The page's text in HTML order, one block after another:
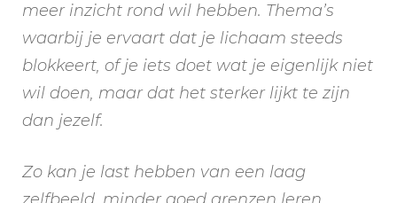
meer inzicht rond wil hebben. Thema’s
waarbij je ervaart dat je lichaam steeds
blokkeert, of je iets doet wat je eigenlijk niet
wil doen, maar dat het sterker lijkt te zijn
dan jezelf.
Zo kan je last hebben van een laag